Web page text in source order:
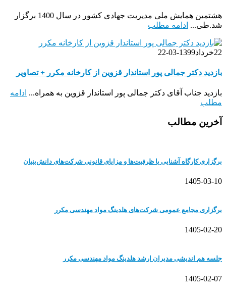
هشتمین همایش ملی مدیریت جهادی کشور در سال 1400 برگزار
شد.طی... ادامه مطلب
22خرداد1399-03-22
بازدید دکتر جمالی پور استاندار قزوین از کارخانه مکرر + تصاویر
بازدید جناب آقای دکتر جمالی پور استاندار قزوین به همراه... ادامه
مطلب
آخرین مطالب
برگزاری کارگاه آشنایی با ظرفیت‌ها و مزایای قانونی شرکت‌های دانش‌بنیان
1405-03-10
برگزاری مجامع عمومی شرکت‌های هلدینگ مواد مهندسی مکرر
1405-02-20
جلسه هم اندیشی مدیران ارشد هلدینگ مواد مهندسی مکرر
1405-02-07